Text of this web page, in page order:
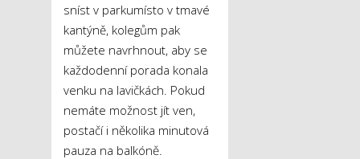
sníst v parkumísto v tmavé
kantýně, kolegům pak
můžete navrhnout, aby se
každodenní porada konala
venku na lavičkách. Pokud
nemáte možnost jít ven,
postačí i několika minutová
pauza na balkóně.